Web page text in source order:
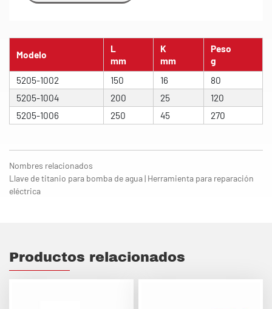
Modelo
L
mm
K
mm
Peso
g
5205-1002
150 16
80
5205-1004
200 25
120
5205-1006
250 45 270
Nombres relacionados
Llave de titanio para bomba de agua | Herramienta para reparación
eléctrica
Productos relacionados